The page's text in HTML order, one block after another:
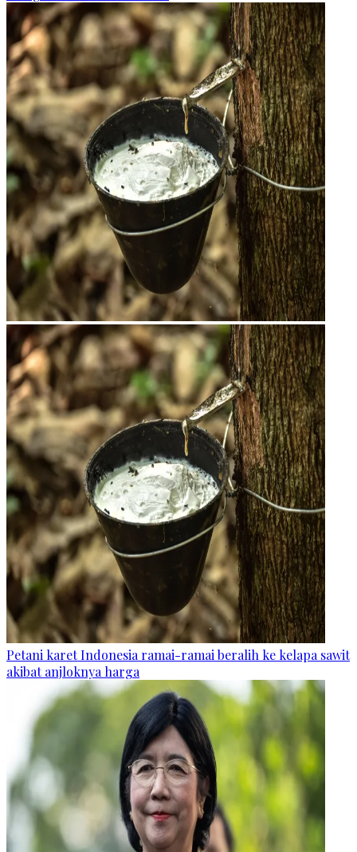
Petani karet Indonesia ramai-ramai beralih ke kelapa sawit
akibat anjloknya harga